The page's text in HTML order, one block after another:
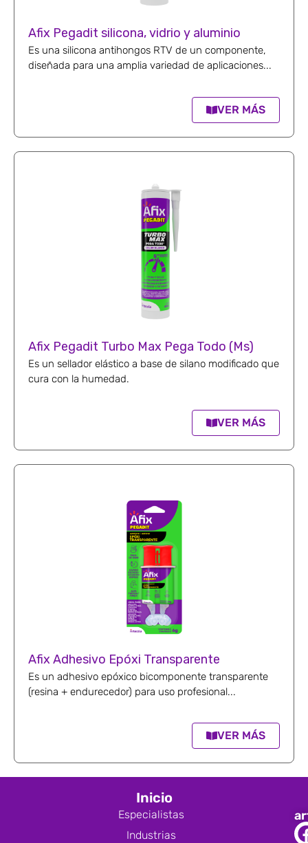
Afix Pegadit silicona, vidrio y aluminio
Es una silicona antihongos RTV de un componente,
diseñada para una amplia variedad de aplicaciones...
VER MÁS
Afix Pegadit Turbo Max Pega Todo (Ms)
Es un sellador elástico a base de silano modificado que
cura con la humedad.
VER MÁS
Afix Adhesivo Epóxi Transparente
Es un adhesivo epóxico bicomponente transparente
(resina + endurecedor) para uso profesional...
VER MÁS
Inicio
Especialistas
Industrias